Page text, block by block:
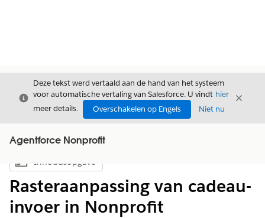
Sluiten
Deze tekst werd vertaald aan de hand van het systeem
voor automatische vertaling van Salesforce. U vindt hier
meer details.
Overschakelen op Engels Niet nu
Sluiten
Agentforce Nonprofit
Inhoudsopgave weergeven
Inhoudsopgave
Rasteraanpassing van cadeau-
invoer in Nonprofit